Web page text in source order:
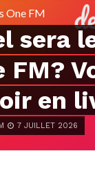
One FM
sera
FM?
en
7 JUILLET 2026